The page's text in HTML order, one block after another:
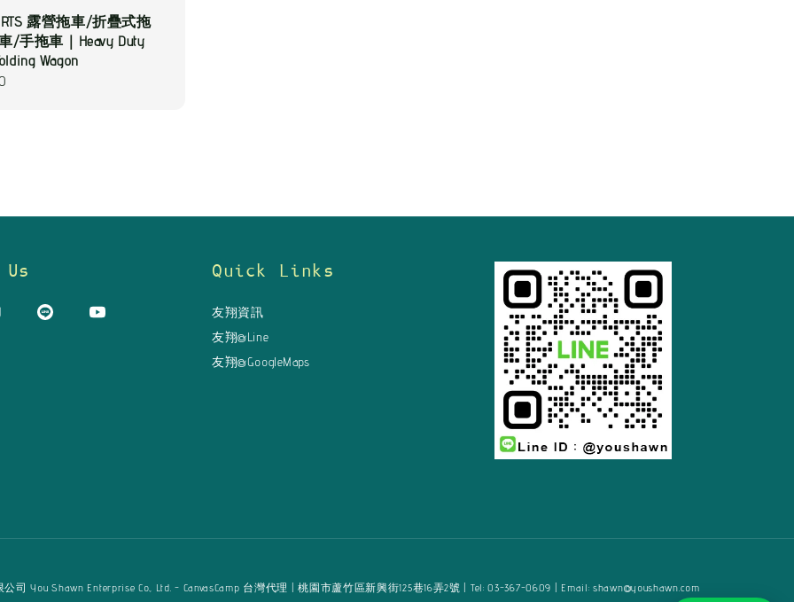
露營拖車/折疊式拖
/手拖車｜Heavy Duty
Wagon
Quick Links
友翔資訊
友翔@Line
友翔@GoogleMaps
You Shawn Enterprise Co., Ltd. - CanvasCamp 台灣代理 | 桃園市蘆竹區新興街125巷16弄2號 | Tel: 03-367-0609 | Email: shawn@youshawn.com